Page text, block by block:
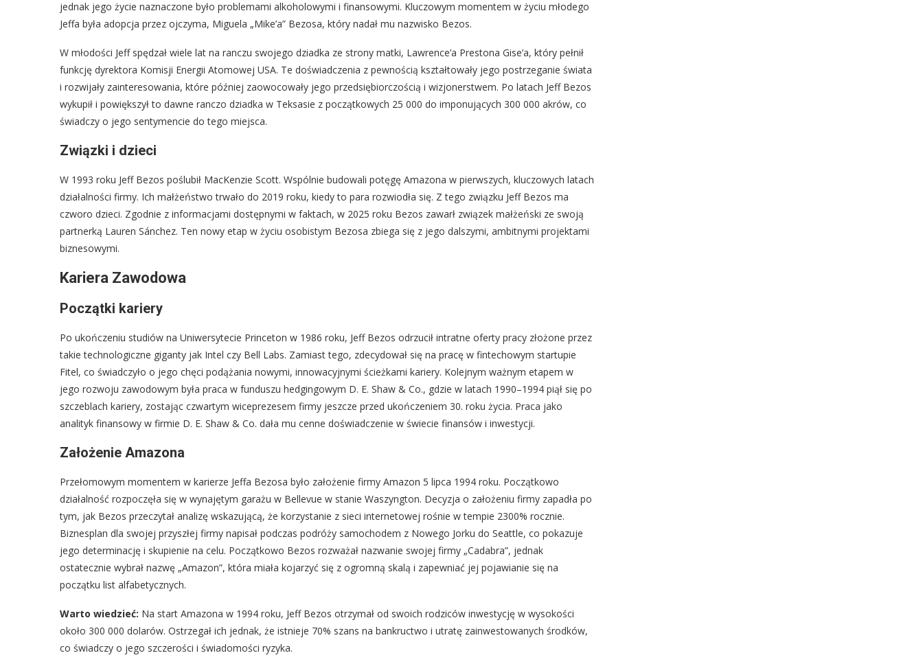
jednak jego życie naznaczone było problemami alkoholowymi i finansowymi. Kluczowym momentem w życiu młodego
Jeffa była adopcja przez ojczyma, Miguela „Mike’a” Bezosa, który nadał mu nazwisko Bezos.
W młodości Jeff spędzał wiele lat na ranczu swojego dziadka ze strony matki, Lawrence’a Prestona Gise’a, który pełnił
funkcję dyrektora Komisji Energii Atomowej USA. Te doświadczenia z pewnością kształtowały jego postrzeganie świata
i rozwijały zainteresowania, które później zaowocowały jego przedsiębiorczością i wizjonerstwem. Po latach Jeff Bezos
wykupił i powiększył to dawne ranczo dziadka w Teksasie z początkowych 25 000 do imponujących 300 000 akrów, co
świadczy o jego sentymencie do tego miejsca.
Związki i dzieci
W 1993 roku Jeff Bezos poślubił MacKenzie Scott. Wspólnie budowali potęgę Amazona w pierwszych, kluczowych latach
działalności firmy. Ich małżeństwo trwało do 2019 roku, kiedy to para rozwiodła się. Z tego związku Jeff Bezos ma
czworo dzieci. Zgodnie z informacjami dostępnymi w faktach, w 2025 roku Bezos zawarł związek małżeński ze swoją
partnerką Lauren Sánchez. Ten nowy etap w życiu osobistym Bezosa zbiega się z jego dalszymi, ambitnymi projektami
biznesowymi.
Kariera Zawodowa
Początki kariery
Po ukończeniu studiów na Uniwersytecie Princeton w 1986 roku, Jeff Bezos odrzucił intratne oferty pracy złożone przez
takie technologiczne giganty jak Intel czy Bell Labs. Zamiast tego, zdecydował się na pracę w fintechowym startupie
Fitel, co świadczyło o jego chęci podążania nowymi, innowacyjnymi ścieżkami kariery. Kolejnym ważnym etapem w
jego rozwoju zawodowym była praca w funduszu hedgingowym D. E. Shaw & Co., gdzie w latach 1990–1994 piął się po
szczeblach kariery, zostając czwartym wiceprezesem firmy jeszcze przed ukończeniem 30. roku życia. Praca jako
analityk finansowy w firmie D. E. Shaw & Co. dała mu cenne doświadczenie w świecie finansów i inwestycji.
Założenie Amazona
Przełomowym momentem w karierze Jeffa Bezosa było założenie firmy Amazon 5 lipca 1994 roku. Początkowo
działalność rozpoczęła się w wynajętym garażu w Bellevue w stanie Waszyngton. Decyzja o założeniu firmy zapadła po
tym, jak Bezos przeczytał analizę wskazującą, że korzystanie z sieci internetowej rośnie w tempie 2300% rocznie.
Biznesplan dla swojej przyszłej firmy napisał podczas podróży samochodem z Nowego Jorku do Seattle, co pokazuje
jego determinację i skupienie na celu. Początkowo Bezos rozważał nazwanie swojej firmy „Cadabra”, jednak
ostatecznie wybrał nazwę „Amazon”, która miała kojarzyć się z ogromną skalą i zapewniać jej pojawianie się na
początku list alfabetycznych.
Warto wiedzieć: Na start Amazona w 1994 roku, Jeff Bezos otrzymał od swoich rodziców inwestycję w wysokości
około 300 000 dolarów. Ostrzegał ich jednak, że istnieje 70% szans na bankructwo i utratę zainwestowanych środków,
co świadczy o jego szczerości i świadomości ryzyka.